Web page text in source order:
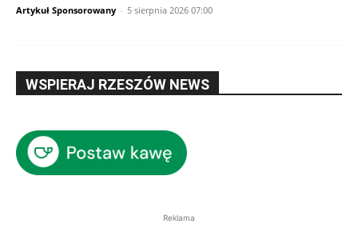
Artykuł Sponsorowany - 5 sierpnia 2026 07:00
WSPIERAJ RZESZÓW NEWS
Reklama